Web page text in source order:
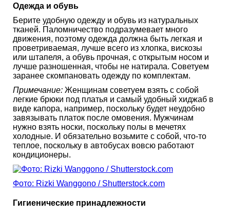
Одежда и обувь
Берите удобную одежду и обувь из натуральных
тканей. Паломничество подразумевает много
движения, поэтому одежда должна быть легкая и
проветриваемая, лучше всего из хлопка, вискозы
или штапеля, а обувь прочная, с открытым носом и
лучше разношенная, чтобы не натирала. Советуем
заранее скомпановать одежду по комплектам.
Примечание: Женщинам советуем взять с собой
легкие брюки под платья и самый удобный хиджаб в
виде капора, например, поскольку будет неудобно
завязывать платок после омовения. Мужчинам
нужно взять носки, поскольку полы в мечетях
холодные. И обязательно возьмите с собой, что-то
теплое, поскольку в автобусах вовсю работают
кондиционеры.
Фото: Rizki Wanggono / Shutterstock.com
Гигиенические принадлежности